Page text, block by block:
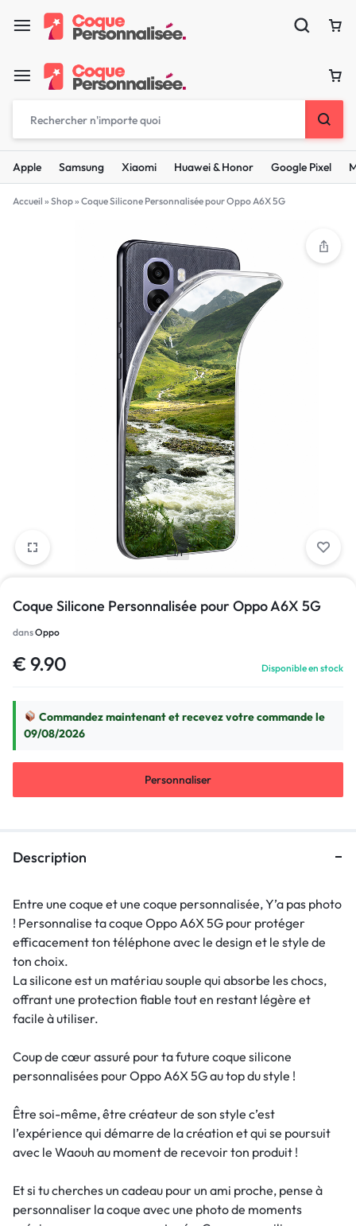
Apple Samsung Xiaomi Huawei & Honor Google Pixel
Accueil » Shop» Coque Silicone Personnalisée pour Oppo A6X 5G
1/1
Coque Silicone Personnalisée pour Oppo A6X 5G
dansOppo
€ 9.90 Disponible en stock
Commandez maintenant et recevez votre commande le
09/08/2026
Personnaliser
Description
Entre une coque et une coque personnalisée, Y’a pas photo
! Personnalise ta coque Oppo A6X 5G pour protéger
efficacement ton téléphone avec le design et le style de
ton choix.
La silicone est un matériau souple qui absorbe les chocs,
offrant une protection fiable tout en restant légère et
facile à utiliser.
Coup de cœur assuré pour ta future coque silicone
personnalisées pour Oppo A6X 5G au top du style !
Être soi-même, être créateur de son style c’est
l’expérience qui démarre de la création et qui se poursuit
avec le Waouh au moment de recevoir ton produit !
Et si tu cherches un cadeau pour un ami proche, pense à
personnaliser la coque avec une photo de moments